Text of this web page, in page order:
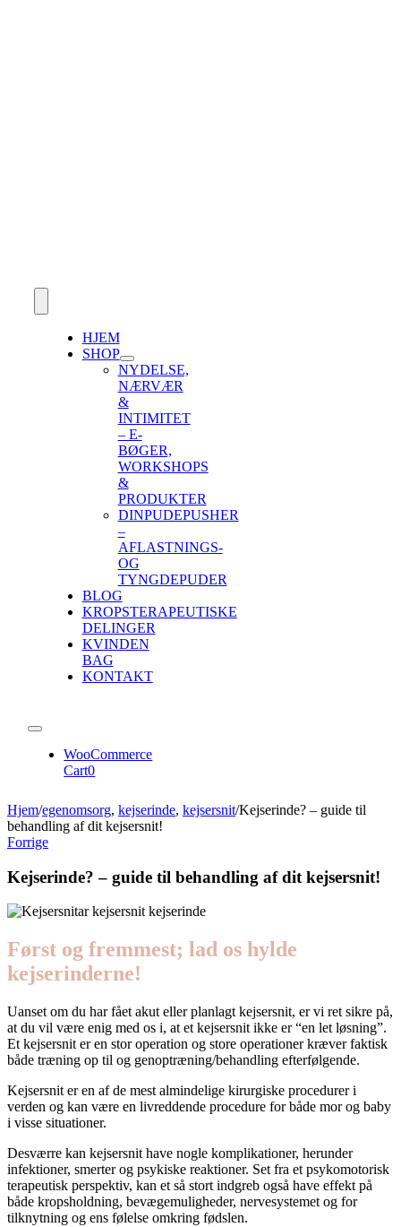
Toggle
NavigationHJEM
SHOP
NYDELSE,
NÆRVÆR
&
INTIMITET
– E-
BØGER,
WORKSHOPS
&
PRODUKTER
DINPUDEPUSHER
–
AFLASTNINGS-
OG
TYNGDEPUDER
BLOG
KROPSTERAPEUTISKE
DELINGER
KVINDEN
BAG
KONTAKT
Toggle
NavigationWooCommerce
Cart0
Hjem/egenomsorg, kejserinde, kejsersnit/Kejserinde? – guide til
behandling af dit kejsersnit!
Forrige
Kejserinde? – guide til behandling af dit kejsersnit!
Først og fremmest; lad os hylde
kejserinderne!
Uanset om du har fået akut eller planlagt kejsersnit, er vi ret sikre på,
at du vil være enig med os i, at et kejsersnit ikke er “en let løsning”.
Et kejsersnit er en stor operation og store operationer kræver faktisk
både træning op til og genoptræning/behandling efterfølgende.
Kejsersnit er en af de mest almindelige kirurgiske procedurer i
verden og kan være en livreddende procedure for både mor og baby
i visse situationer.
Desværre kan kejsersnit have nogle komplikationer, herunder
infektioner, smerter og psykiske reaktioner. Set fra et psykomotorisk
terapeutisk perspektiv, kan et så stort indgreb også have effekt på
både kropsholdning, bevægemuligheder, nervesystemet og for
tilknytning og ens følelse omkring fødslen.